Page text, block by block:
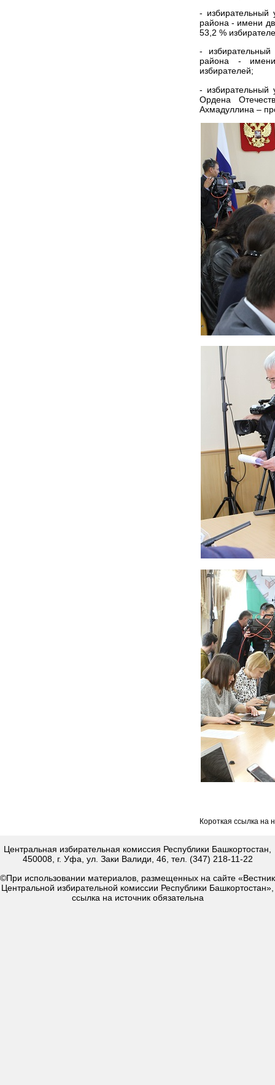
- избирательный
района - имени
53,2 %
-
района -
избирателей;
-
Ордена
Ахмадуллина –
Короткая ссылка на
Центральная избирательная комиссия Республики Башкортостан,
450008, г. Уфа, ул. Заки Валиди, 46, тел. (347) 218-11-22
©При использовании материалов, размещенных на сайте «Вестник
Центральной избирательной комиссии Республики Башкортостан»,
ссылка на источник обязательна